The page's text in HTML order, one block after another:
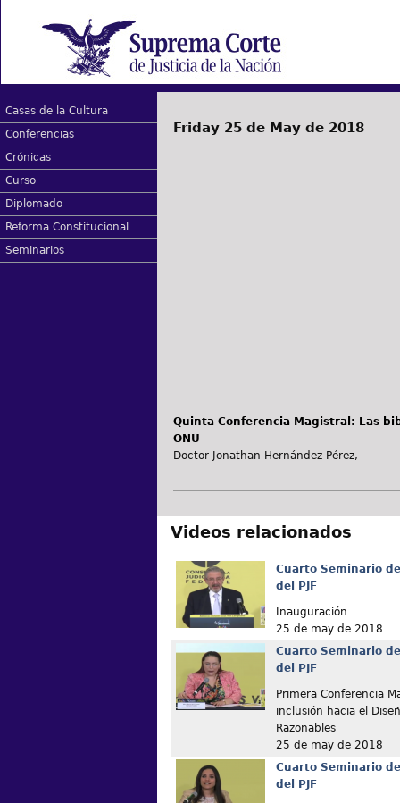
Casas de la Cultura
Conferencias
Crónicas
Curso
Diplomado
Reforma Constitucional
Seminarios
Friday 25 de May de 2018
Quinta Conferencia Magistral: Las
ONU
Doctor Jonathan Hernández Pérez,
Videos relacionados
Cuarto Seminario
del PJF
Inauguración
25 de may de 2018
Cuarto Seminario
del PJF
Primera Conferencia
inclusión hacia el
Razonables
25 de may de 2018
Cuarto Seminario
del PJF